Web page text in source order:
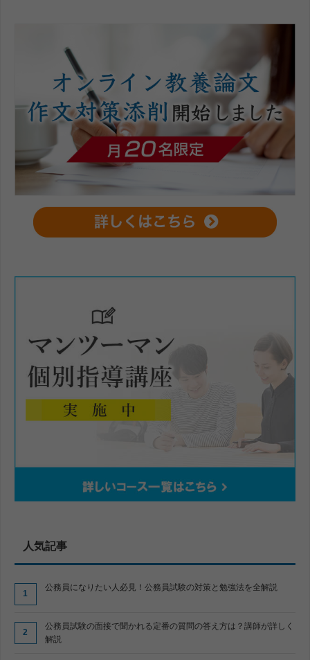
人気記事
公務員になりたい人必見！公務員試験の対策と勉強法を全解説
公務員試験の面接で聞かれる定番の質問の答え方は？講師が詳しく
解説